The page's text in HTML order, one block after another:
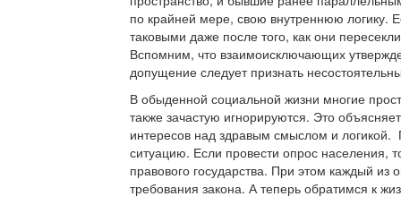
по крайней мере, свою внутреннюю логику.
таковыми даже после того, как они
Вспомним, что взаимоисключающих
допущение следует признать
В обыденной социальной жизни многие
также зачастую игнорируются. Это
интересов над здравым смыслом и логикой.
ситуацию. Если провести опрос населения,
правового государства. При этом каждый
требования закона. А теперь обратимся к